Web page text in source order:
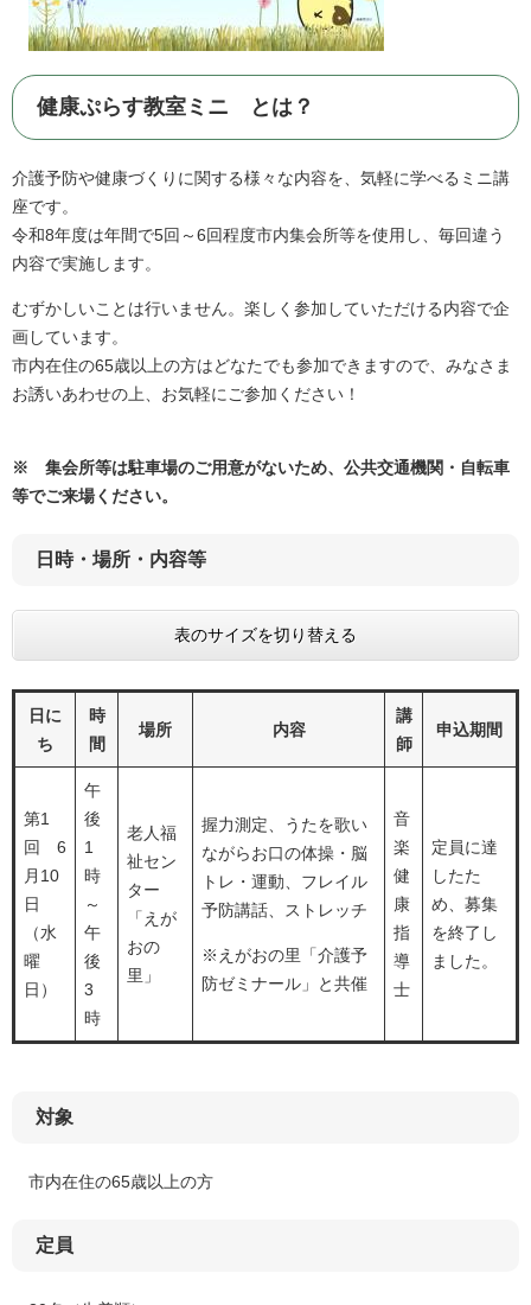
健康ぷらす教室ミニ とは？
介護予防や健康づくりに関する様々な内容を、気軽に学べるミニ講
座です。
令和8年度は年間で5回～6回程度市内集会所等を使用し、毎回違う
内容で実施します。
むずかしいことは行いません。楽しく参加していただける内容で企
画しています。
市内在住の65歳以上の方はどなたでも参加できますので、みなさま
お誘いあわせの上、お気軽にご参加ください！
※ 集会所等は駐車場のご用意がないため、公共交通機関・自転車
等でご来場ください。
日時・場所・内容等
表のサイズを切り替える
日に
ち
時
間
場所 内容
講
師
申込期間
第1
回 6
月10
日
（水
曜
日）
午
後
1
時
～
午
後
3
時
老人福
祉セン
ター
「えが
おの
里」
握力測定、うたを歌い
ながらお口の体操・脳
トレ・運動、フレイル
予防講話、ストレッチ
※えがおの里「介護予
防ゼミナール」と共催
音
楽
健
康
指
導
士
定員に達
したた
め、募集
を終了し
ました。
対象
市内在住の65歳以上の方
定員